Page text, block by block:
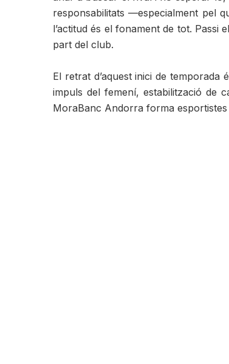
responsabilitats —especialment pel
l’actitud és el fonament de tot. Passi
part del club.
El retrat d’aquest inici de
impuls del femení, estabilització de
MoraBanc Andorra forma